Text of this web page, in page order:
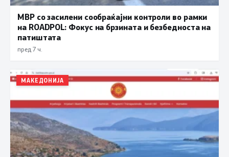
МВР со засилени сообраќајни контроли во рамки
на ROADPOL: Фокус на брзината и безбедноста на
патиштата
пред 7 ч.
МАКЕДОНИЈА